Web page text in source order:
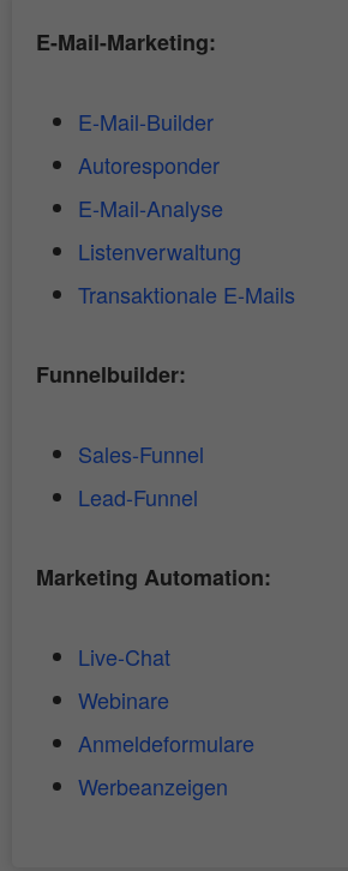
E-Mail-Marketing:
E-Mail-Builder
Autoresponder
E-Mail-Analyse
Listenverwaltung
Transaktionale E-Mails
Funnelbuilder:
Sales-Funnel
Lead-Funnel
Marketing Automation:
Live-Chat
Webinare
Anmeldeformulare
Werbeanzeigen